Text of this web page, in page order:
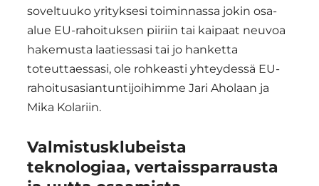
soveltuuko yrityksesi toiminnassa jokin osa-
alue EU-rahoituksen piiriin tai kaipaat neuvoa
hakemusta laatiessasi tai jo hanketta
toteuttaessasi, ole rohkeasti yhteydessä EU-
rahoitusasiantuntijoihimme Jari Aholaan ja
Mika Kolariin.
Valmistusklubeista
teknologiaa, vertaissparrausta